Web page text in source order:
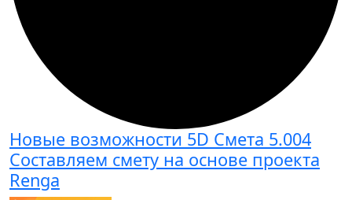
Новые возможности 5D Смета 5.004
Составляем смету на основе проекта
Renga